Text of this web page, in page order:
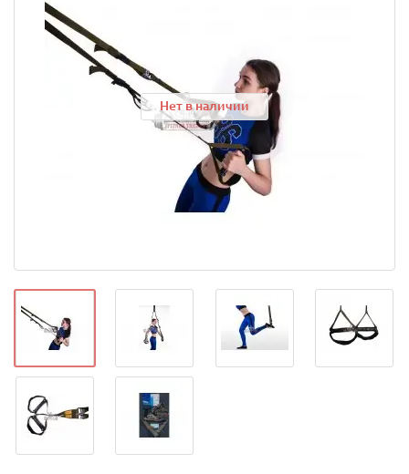
Нет в наличии